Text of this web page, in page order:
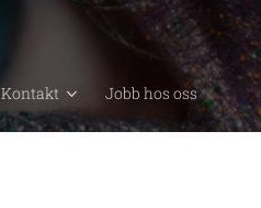
Kontakt Jobb hos oss